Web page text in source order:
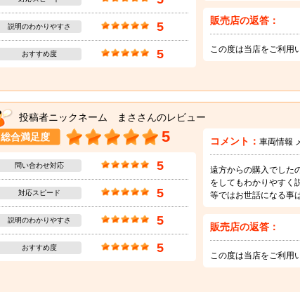
説明のわかりやすさ 5
おすすめ度 5
販売店の返答：
この度は当店をご利用
投稿者ニックネーム まささんのレビュー
総合満足度 5
問い合わせ対応 5
対応スピード 5
説明のわかりやすさ 5
おすすめ度 5
コメント： 車両情報
遠方からの購入でした
をしてもわかりやすく
等ではお世話になる事
販売店の返答：
この度は当店をご利用